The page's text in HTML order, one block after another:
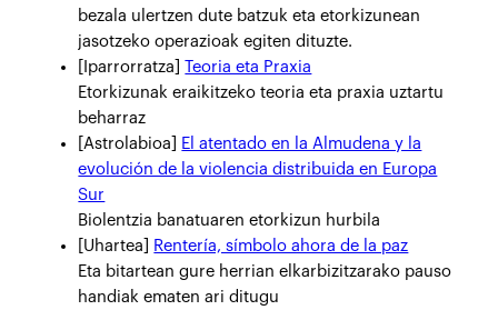
bezala ulertzen dute batzuk eta etorkizunean
jasotzeko operazioak egiten dituzte.
[Iparrorratza]
Teoria eta Praxia
Etorkizunak eraikitzeko teoria eta praxia uztartu
beharraz
[Astrolabioa]
El atentado en la Almudena y la
evolución de la violencia distribuida en Europa
Sur
Biolentzia banatuaren etorkizun hurbila
[Uhartea]
Rentería, símbolo ahora de la paz
Eta bitartean gure herrian elkarbizitzarako pauso
handiak ematen ari ditugu